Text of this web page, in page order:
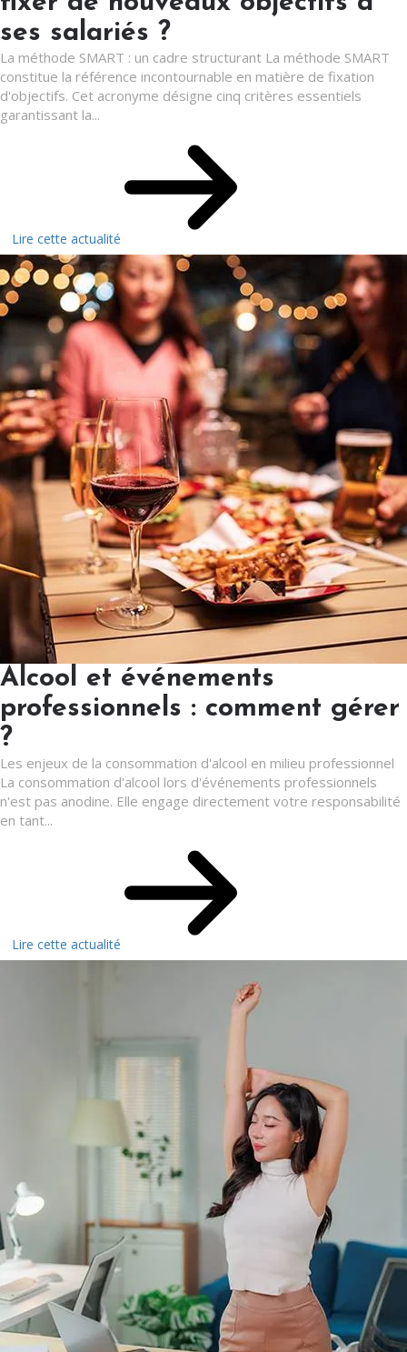
ses salariés ?
La méthode SMART : un cadre structurant La méthode SMART
constitue la référence incontournable en matière de fixation
d'objectifs. Cet acronyme désigne cinq critères essentiels
garantissant la...
Lire cette actualité
Alcool et événements
professionnels : comment gérer
?
Les enjeux de la consommation d'alcool en milieu professionnel
La consommation d'alcool lors d'événements professionnels
n'est pas anodine. Elle engage directement votre responsabilité
en tant...
Lire cette actualité